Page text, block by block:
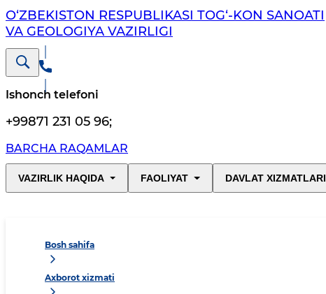
O‘ZBEKISTON RESPUBLIKASI TOG‘-KON SANOATI
VA GEOLOGIYA VAZIRLIGI
Ishonch telefoni
+99871 231 05 96;
BARCHA RAQAMLAR
VAZIRLIK HAQIDA FAOLIYAT DAVLAT XIZMATLARI
Bosh sahifa
Axborot xizmati